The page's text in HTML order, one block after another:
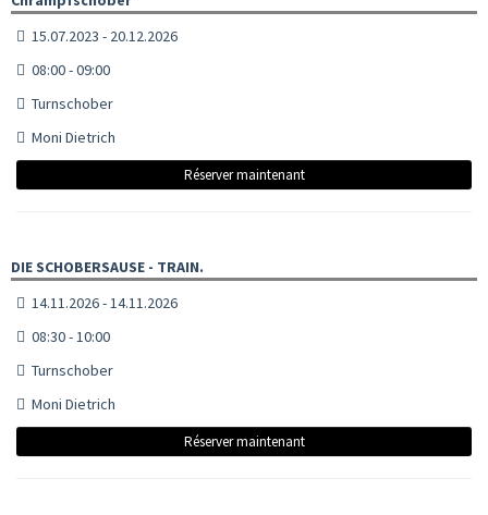
15.07.2023 - 20.12.2026
08:00 - 09:00
Turnschober
Moni Dietrich
Réserver maintenant
DIE SCHOBERSAUSE - TRAIN.
14.11.2026 - 14.11.2026
08:30 - 10:00
Turnschober
Moni Dietrich
Réserver maintenant